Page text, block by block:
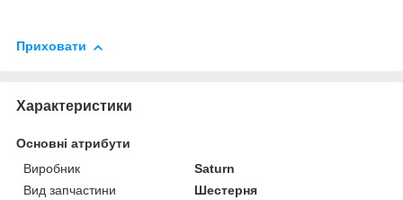
Приховати
Характеристики
Основні атрибути
Виробник
Saturn
Вид запчастини
Шестерня